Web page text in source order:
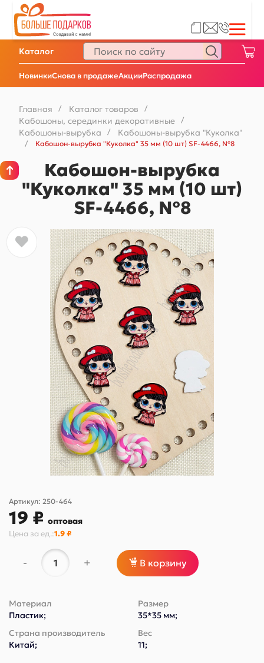
НовинкиСнова в продажеАкцииРаспродажа
Каталог
Главная / Каталог товаров /
Кабошоны, серединки декоративные /
Кабошоны-вырубка / Кабошоны-вырубка "Куколка"
/ Кабошон-вырубка "Куколка" 35 мм (10 шт) SF-4466, №8
Кабошон-вырубка
"Куколка" 35 мм (10 шт)
SF-4466, №8
Артикул: 250-464
19 ₽ оптовая
Цена за ед.:1.9 ₽
- + В корзину
Материал
Пластик;
Размер
35*35 мм;
Страна производитель
Китай;
Вес
11;